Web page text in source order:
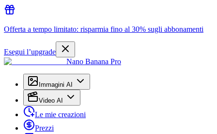
Offerta a tempo limitato: risparmia fino al 30% sugli abbonamenti
Esegui l’upgrade
Nano Banana Pro
Immagini AI
Video AI
Le mie creazioni
Prezzi